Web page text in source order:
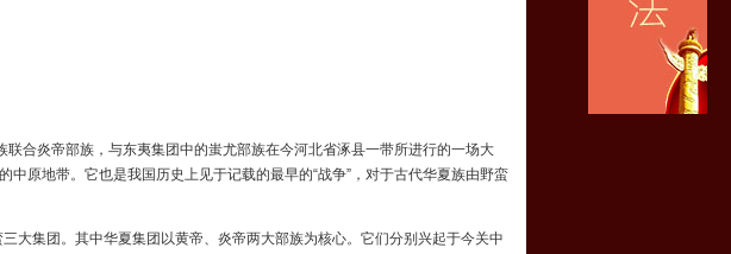
炎帝部族，与东夷集团中的蚩尤部族在今河北省涿县一带所进行的一场大
中原地带。它也是我国历史上见于记载的最早的“战争”，对于古代华夏族由野蛮
大集团。其中华夏集团以黄帝、炎帝两大部族为核心。它们分别兴起于今关中